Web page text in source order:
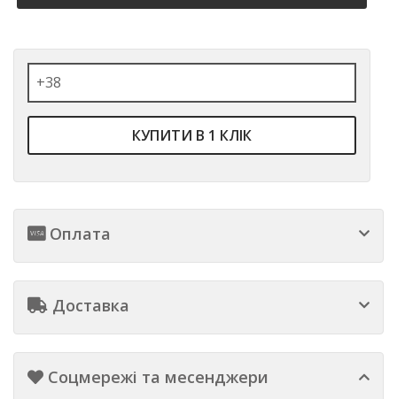
КУПИТИ В 1 КЛІК
Оплата
Доставка
Соцмережі та месенджери